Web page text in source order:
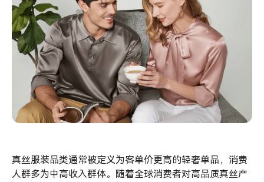
真丝服装品类通常被定义为客单价更高的轻奢单品，消费
人群多为中高收入群体。随着全球消费者对高品质真丝产